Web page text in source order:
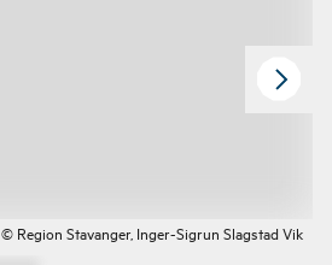
© Region Stavanger, Inger-Sigrun Slagstad Vik